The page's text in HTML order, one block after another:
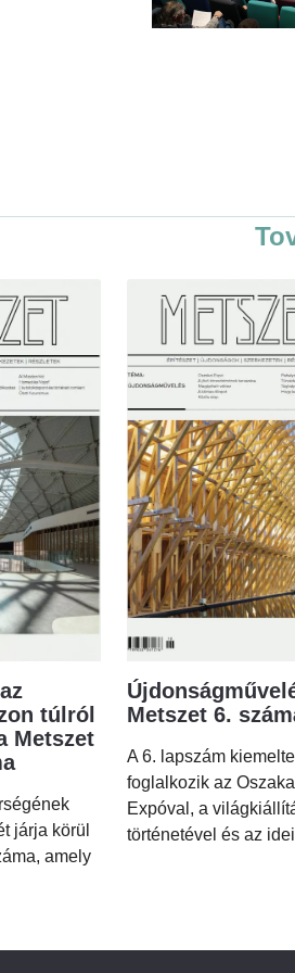
túlról
Metszet
járja körül
amely
Metszet 6.
A 6. lapszám
foglalkozik az
Expóval, a
történetével és az